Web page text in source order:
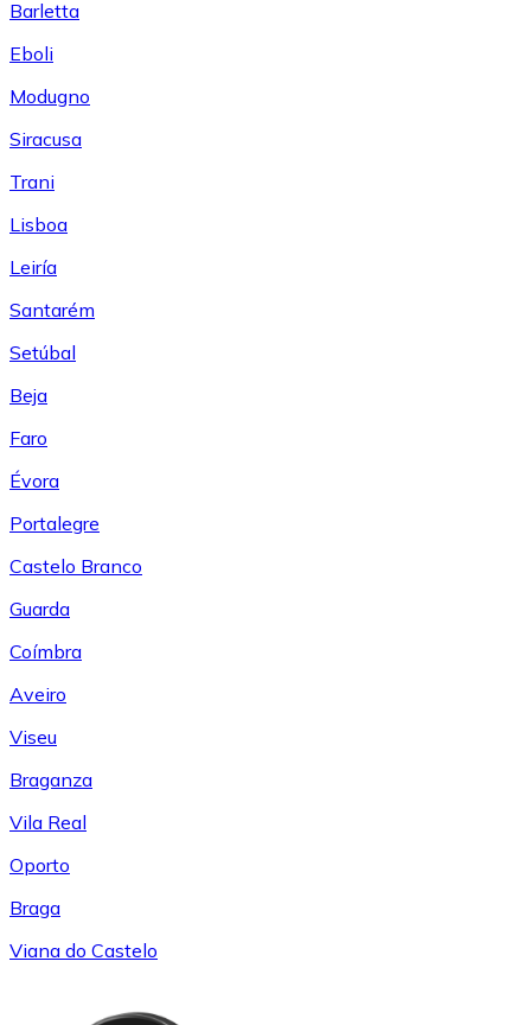
Barletta
Eboli
Modugno
Siracusa
Trani
Lisboa
Leiría
Santarém
Setúbal
Beja
Faro
Évora
Portalegre
Castelo Branco
Guarda
Coímbra
Aveiro
Viseu
Braganza
Vila Real
Oporto
Braga
Viana do Castelo